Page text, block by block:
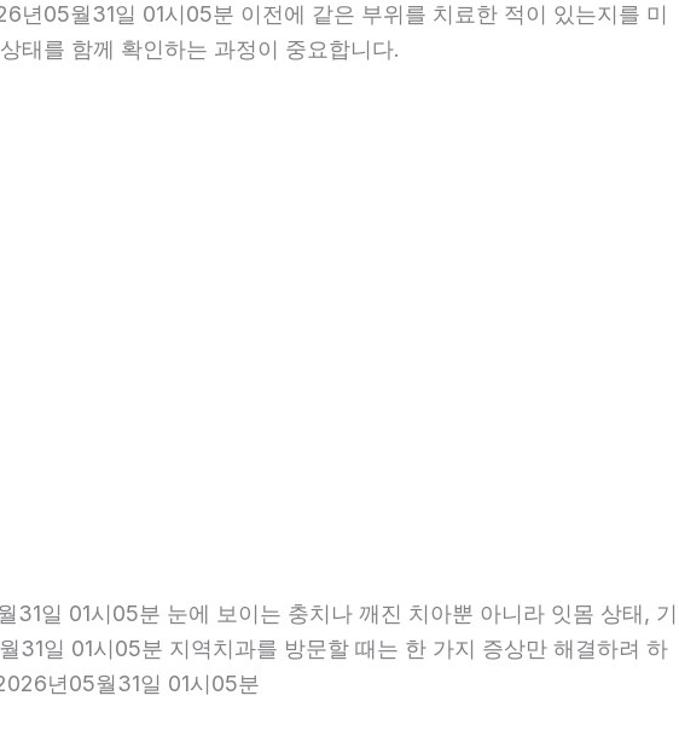
05월31일 01시05분 이전에 같은 부위를 치료한 적이 있는지를 미
태를 함께 확인하는 과정이 중요합니다.
일 01시05분 눈에 보이는 충치나 깨진 치아뿐 아니라 잇몸 상태, 기
일 01시05분 지역치과를 방문할 때는 한 가지 증상만 해결하려 하
년05월31일 01시05분